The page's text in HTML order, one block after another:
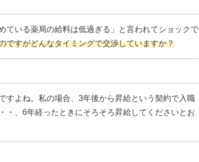
ている薬局の給料は低過ぎる」と言われてショックで
ですがどんなタイミングで交渉していますか？
すよね。私の場合、3年後から昇給という契約で入職
・、6年経ったときにそろそろ昇給してくださいとお